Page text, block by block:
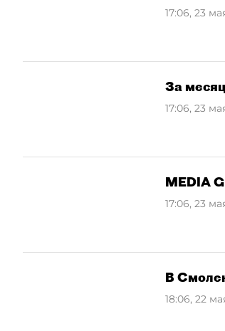
17:06, 23
За
17:06, 23
MEDIA
17:06, 23
В
18:06, 22